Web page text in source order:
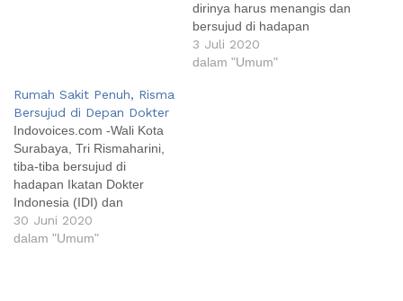
dirinya harus menangis dan
bersujud di hadapan
seorang dokter di Balai Kota
Surabaya. Dirinya mengaku
3 Juli 2020
dalam "Umum"
Rumah Sakit Penuh, Risma
Bersujud di Depan Dokter
Indovoices.com -Wali Kota
Surabaya, Tri Rismaharini,
tiba-tiba bersujud di
hadapan Ikatan Dokter
Indonesia (IDI) dan
Perhimpunan Rumah Sakit
Seluruh Indonesia (Persi)
30 Juni 2020
dalam "Umum"